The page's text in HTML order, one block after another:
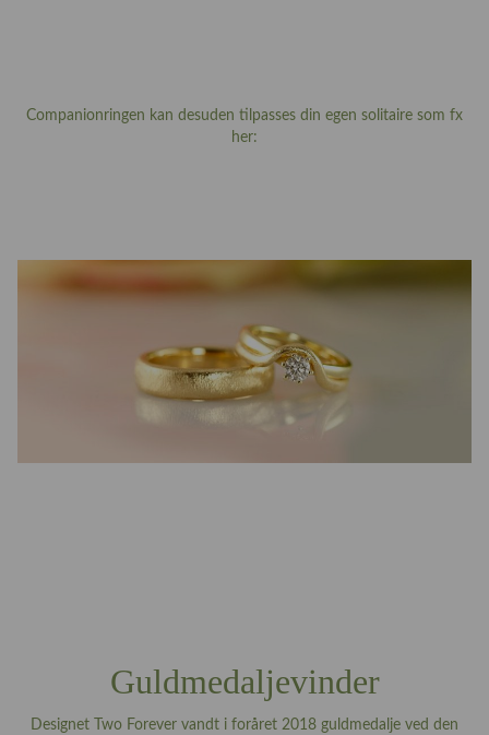
Companionringen kan desuden tilpasses din egen solitaire som fx
her:
Guldmedaljevinder
Designet Two Forever vandt i foråret 2018 guldmedalje ved den